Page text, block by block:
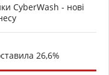
CyberWash - нові
26,6%